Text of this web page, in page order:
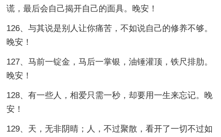
谎，最后会自己揭开自己的面具。晚安！
126、与其说是别人让你痛苦，不如说自己的修养不够。
晚安！
127、马前一锭金，马后一掌银，油锤灌顶，铁尺排肋。
晚安！
128、有一些人，相爱只需一秒，却要用一生来忘记。晚
安！
129、天，无非阴晴；人，不过聚散，看开了一切不过如